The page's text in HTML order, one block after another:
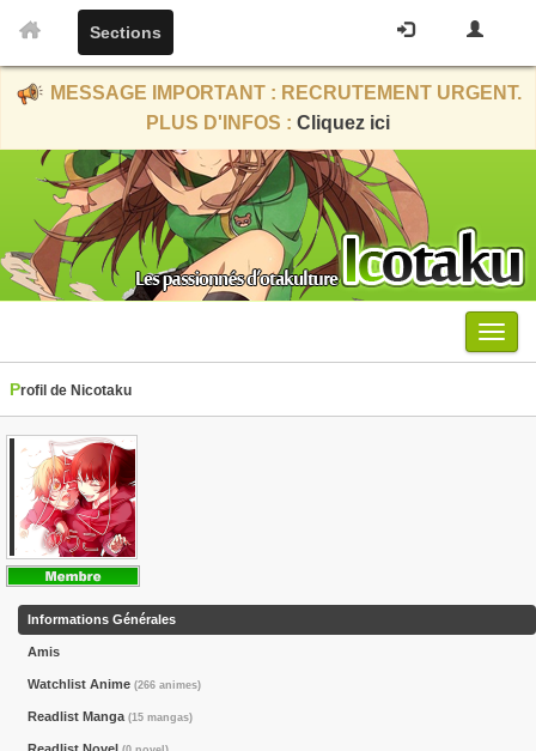
Sections
MESSAGE IMPORTANT : RECRUTEMENT URGENT.
PLUS D'INFOS : Cliquez ici
Menu
Profil de Nicotaku
Informations Générales
Amis
Watchlist Anime (266 animes)
Readlist Manga (15 mangas)